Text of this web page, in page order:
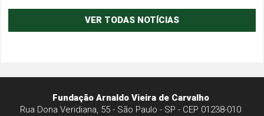
VER TODAS NOTÍCIAS
Fundação Arnaldo Vieira de Carvalho
Rua Dona Veridiana, 55 - São Paulo - SP - CEP 01238-010